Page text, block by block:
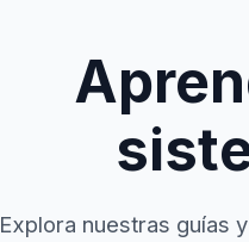
Explora nuestras guías